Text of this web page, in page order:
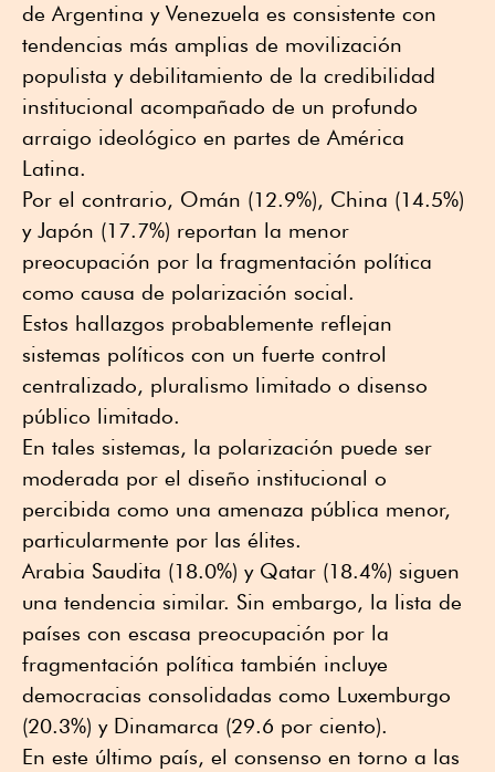
de Argentina y Venezuela es consistente con
tendencias más amplias de movilización
populista y debilitamiento de la credibilidad
institucional acompañado de un profundo
arraigo ideológico en partes de América
Latina.
Por el contrario, Omán (12.9%), China (14.5%)
y Japón (17.7%) reportan la menor
preocupación por la fragmentación política
como causa de polarización social.
Estos hallazgos probablemente reflejan
sistemas políticos con un fuerte control
centralizado, pluralismo limitado o disenso
público limitado.
En tales sistemas, la polarización puede ser
moderada por el diseño institucional o
percibida como una amenaza pública menor,
particularmente por las élites.
Arabia Saudita (18.0%) y Qatar (18.4%) siguen
una tendencia similar. Sin embargo, la lista de
países con escasa preocupación por la
fragmentación política también incluye
democracias consolidadas como Luxemburgo
(20.3%) y Dinamarca (29.6 por ciento).
En este último país, el consenso en torno a las